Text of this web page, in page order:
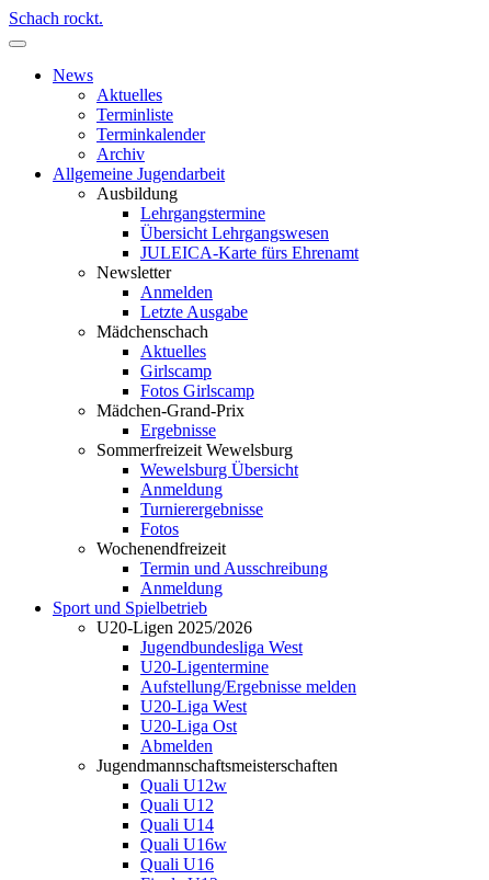
Schach rockt.
News
Aktuelles
Terminliste
Terminkalender
Archiv
Allgemeine Jugendarbeit
Ausbildung
Lehrgangstermine
Übersicht Lehrgangswesen
JULEICA-Karte fürs Ehrenamt
Newsletter
Anmelden
Letzte Ausgabe
Mädchenschach
Aktuelles
Girlscamp
Fotos Girlscamp
Mädchen-Grand-Prix
Ergebnisse
Sommerfreizeit Wewelsburg
Wewelsburg Übersicht
Anmeldung
Turnierergebnisse
Fotos
Wochenendfreizeit
Termin und Ausschreibung
Anmeldung
Sport und Spielbetrieb
U20-Ligen 2025/2026
Jugendbundesliga West
U20-Ligentermine
Aufstellung/Ergebnisse melden
U20-Liga West
U20-Liga Ost
Abmelden
Jugendmannschaftsmeisterschaften
Quali U12w
Quali U12
Quali U14
Quali U16w
Quali U16